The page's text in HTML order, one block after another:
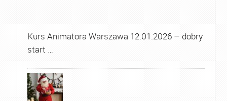
Kurs Animatora Warszawa 12.01.2026 – dobry
start …